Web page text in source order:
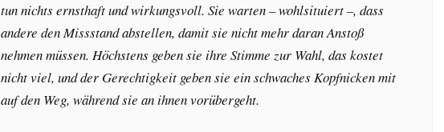
tun nichts ernsthaft und wirkungsvoll. Sie warten – wohlsituiert –, dass
andere den Missstand abstellen, damit sie nicht mehr daran Anstoß
nehmen müssen. Höchstens geben sie ihre Stimme zur Wahl, das kostet
nicht viel, und der Gerechtigkeit geben sie ein schwaches Kopfnicken mit
auf den Weg, während sie an ihnen vorübergeht.